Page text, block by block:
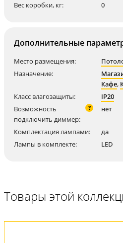
Вес коробки, кг: 0
Дополнительные
Место размещения:
Назначение:
Кафе,
Класс влагозащиты:
IP20
Возможность
подключить диммер:
? нет
Комплектация лампами:
да
Лампы в комплекте:
LED
Товары этой